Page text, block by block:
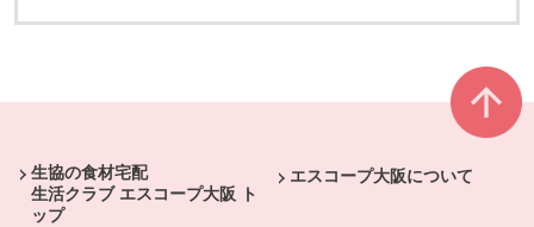
生協の食材宅配
生活クラブ エスコープ大阪 ト
ップ
エスコープ大阪について